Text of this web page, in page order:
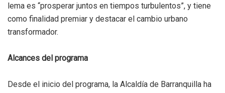
lema es “prosperar juntos en tiempos turbulentos”, y tiene
como finalidad premiar y destacar el cambio urbano
transformador.
Alcances del programa
Desde el inicio del programa, la Alcaldía de Barranquilla ha